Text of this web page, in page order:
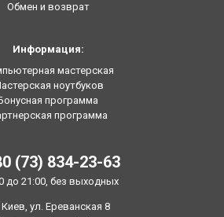
Обмен и возврат
Информация:
мастерская
ноутбуков
программа
программа
(73) 834-23-63
до 21:00, без выходных
Киев, ул. Ереванская 8